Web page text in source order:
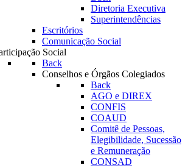
Diretoria Executiva
Superintendências
Escritórios
Comunicação Social
Social
Back
Conselhos e Órgãos Colegiados
Back
AGO e DIREX
CONFIS
COAUD
Comitê de Pessoas,
Elegibilidade, Sucessão
e Remuneração
CONSAD